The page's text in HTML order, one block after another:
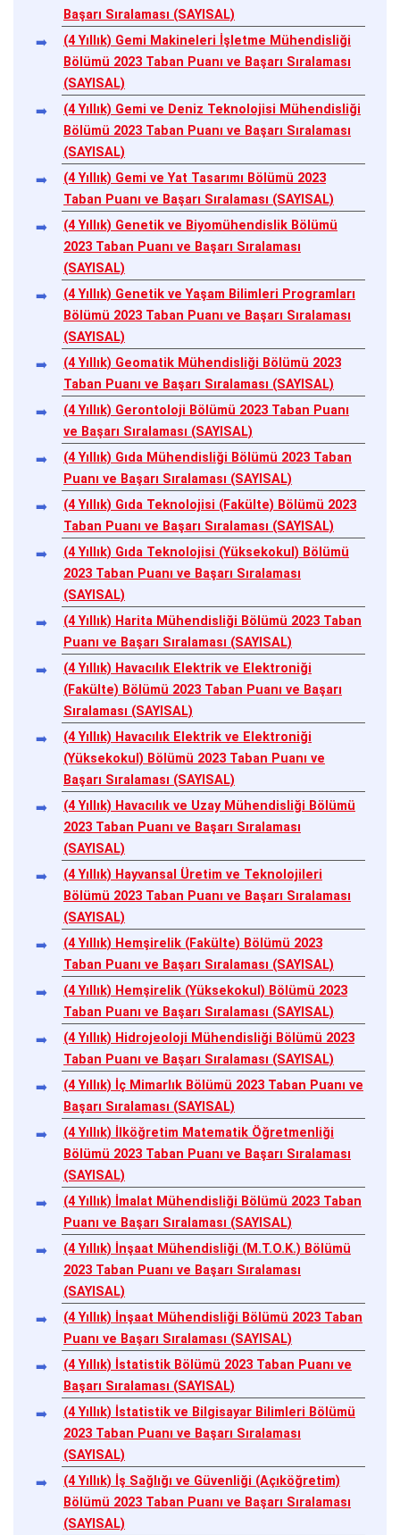
Başarı Sıralaması (SAYISAL)
(4 Yıllık) Gemi Makineleri İşletme Mühendisliği
Bölümü 2023 Taban Puanı ve Başarı Sıralaması
(SAYISAL)
(4 Yıllık) Gemi ve Deniz Teknolojisi Mühendisliği
Bölümü 2023 Taban Puanı ve Başarı Sıralaması
(SAYISAL)
(4 Yıllık) Gemi ve Yat Tasarımı Bölümü 2023
Taban Puanı ve Başarı Sıralaması (SAYISAL)
(4 Yıllık) Genetik ve Biyomühendislik Bölümü
2023 Taban Puanı ve Başarı Sıralaması
(SAYISAL)
(4 Yıllık) Genetik ve Yaşam Bilimleri Programları
Bölümü 2023 Taban Puanı ve Başarı Sıralaması
(SAYISAL)
(4 Yıllık) Geomatik Mühendisliği Bölümü 2023
Taban Puanı ve Başarı Sıralaması (SAYISAL)
(4 Yıllık) Gerontoloji Bölümü 2023 Taban Puanı
ve Başarı Sıralaması (SAYISAL)
(4 Yıllık) Gıda Mühendisliği Bölümü 2023 Taban
Puanı ve Başarı Sıralaması (SAYISAL)
(4 Yıllık) Gıda Teknolojisi (Fakülte) Bölümü 2023
Taban Puanı ve Başarı Sıralaması (SAYISAL)
(4 Yıllık) Gıda Teknolojisi (Yüksekokul) Bölümü
2023 Taban Puanı ve Başarı Sıralaması
(SAYISAL)
(4 Yıllık) Harita Mühendisliği Bölümü 2023 Taban
Puanı ve Başarı Sıralaması (SAYISAL)
(4 Yıllık) Havacılık Elektrik ve Elektroniği
(Fakülte) Bölümü 2023 Taban Puanı ve Başarı
Sıralaması (SAYISAL)
(4 Yıllık) Havacılık Elektrik ve Elektroniği
(Yüksekokul) Bölümü 2023 Taban Puanı ve
Başarı Sıralaması (SAYISAL)
(4 Yıllık) Havacılık ve Uzay Mühendisliği Bölümü
2023 Taban Puanı ve Başarı Sıralaması
(SAYISAL)
(4 Yıllık) Hayvansal Üretim ve Teknolojileri
Bölümü 2023 Taban Puanı ve Başarı Sıralaması
(SAYISAL)
(4 Yıllık) Hemşirelik (Fakülte) Bölümü 2023
Taban Puanı ve Başarı Sıralaması (SAYISAL)
(4 Yıllık) Hemşirelik (Yüksekokul) Bölümü 2023
Taban Puanı ve Başarı Sıralaması (SAYISAL)
(4 Yıllık) Hidrojeoloji Mühendisliği Bölümü 2023
Taban Puanı ve Başarı Sıralaması (SAYISAL)
(4 Yıllık) İç Mimarlık Bölümü 2023 Taban Puanı ve
Başarı Sıralaması (SAYISAL)
(4 Yıllık) İlköğretim Matematik Öğretmenliği
Bölümü 2023 Taban Puanı ve Başarı Sıralaması
(SAYISAL)
(4 Yıllık) İmalat Mühendisliği Bölümü 2023 Taban
Puanı ve Başarı Sıralaması (SAYISAL)
(4 Yıllık) İnşaat Mühendisliği (M.T.O.K.) Bölümü
2023 Taban Puanı ve Başarı Sıralaması
(SAYISAL)
(4 Yıllık) İnşaat Mühendisliği Bölümü 2023 Taban
Puanı ve Başarı Sıralaması (SAYISAL)
(4 Yıllık) İstatistik Bölümü 2023 Taban Puanı ve
Başarı Sıralaması (SAYISAL)
(4 Yıllık) İstatistik ve Bilgisayar Bilimleri Bölümü
2023 Taban Puanı ve Başarı Sıralaması
(SAYISAL)
(4 Yıllık) İş Sağlığı ve Güvenliği (Açıköğretim)
Bölümü 2023 Taban Puanı ve Başarı Sıralaması
(SAYISAL)